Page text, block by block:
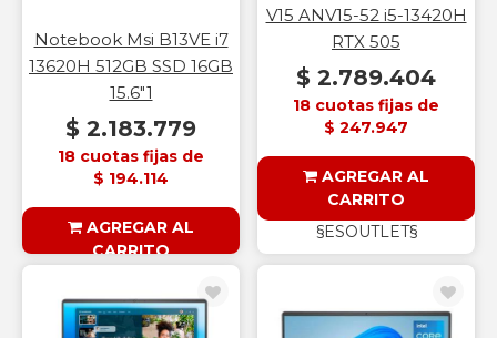
Notebook Msi B13VE i7
13620H 512GB SSD 16GB
15.6"1
$ 2.183.779
18 cuotas fijas de
$ 194.114
AGREGAR AL
CARRITO
V15 ANV15-52 i5-13420H
RTX 505
$ 2.789.404
18 cuotas fijas de
$ 247.947
AGREGAR AL
CARRITO
§ESOUTLET§